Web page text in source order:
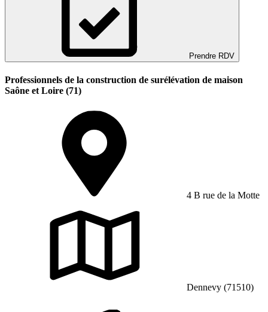
Prendre RDV
Professionnels de la construction de surélévation de maison
Saône et Loire (71)
4 B rue de la Motte
Dennevy (71510)